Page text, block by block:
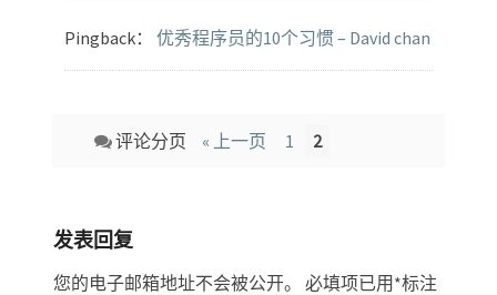
Pingback： 优秀程序员的10个习惯 – David chan
Comment
navigation
评论分页 « 上一页 1 2
发表回复
您的电子邮箱地址不会被公开。 必填项已用*标注